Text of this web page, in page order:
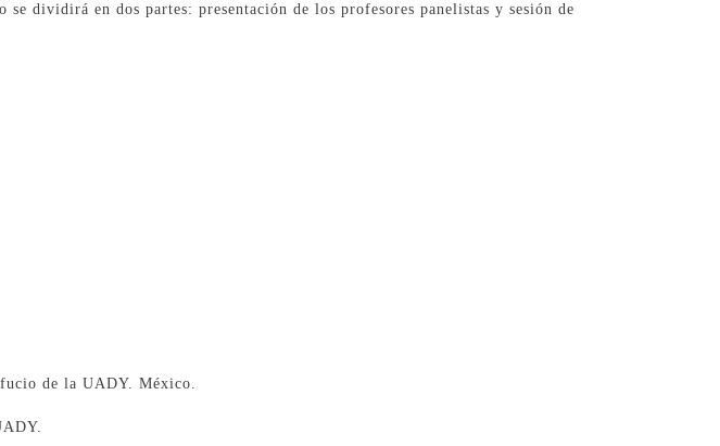
dividirá en dos partes: presentación de los profesores panelistas y sesión de
de la UADY. México.